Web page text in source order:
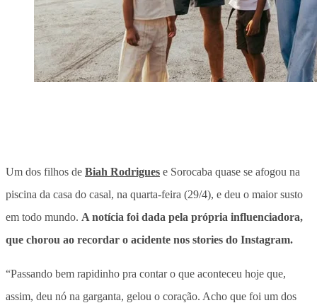
Um dos filhos de Biah Rodrigues e Sorocaba quase se afogou na
piscina da casa do casal, na quarta-feira (29/4), e deu o maior susto
em todo mundo. A notícia foi dada pela própria influenciadora,
que chorou ao recordar o acidente nos stories do Instagram.
“Passando bem rapidinho pra contar o que aconteceu hoje que,
assim, deu nó na garganta, gelou o coração. Acho que foi um dos